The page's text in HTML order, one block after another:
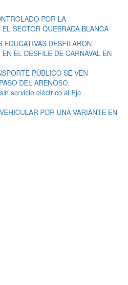
POR LA
SECTOR QUEBRADA BLANCA
EDUCATIVAS DESFILARON
EN EL DESFILE DE CARNAVAL EN
PÚBLICO SE VEN
DEL ARENOSO.
servicio eléctrico al Eje
POR UNA VARIANTE EN